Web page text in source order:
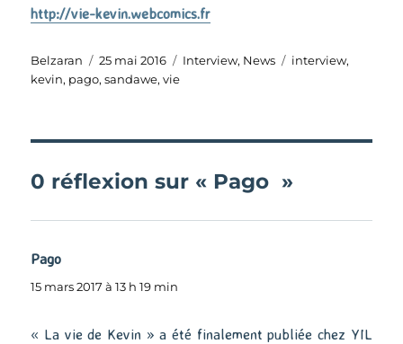
http://vie-kevin.webcomics.fr
Auteur
Belzaran
Publié
le
25 mai 2016 Catégories
Interview, News Étiquettes
interview,
kevin, pago,sandawe,vie
0 réflexion sur « Pago »
Pago
15 mars 2017 à 13 h 19 min
« La vie de Kevin » a été finalement publiée chez YIL